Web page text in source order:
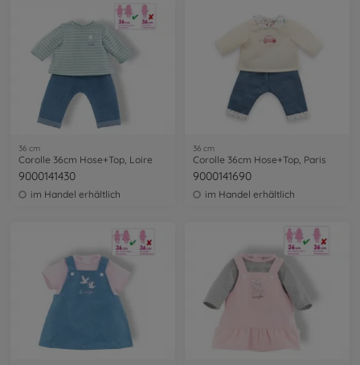
36 cm
Corolle 36cm Hose+Top, Loire
9000141430
im Handel erhältlich
36 cm
Corolle 36cm Hose+Top, Paris
9000141690
im Handel erhältlich